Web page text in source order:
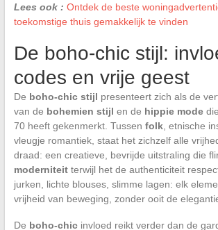
Lees ook : Ontdek de beste
toekomstige thuis gemakkelijk te vinden
De boho-chic stijl:
codes en vrije geest
De boho-chic stijl presenteert zich als de
van de bohemien stijl en de hippie mode
70 heeft gekenmerkt. Tussen folk, etnische
vleugje romantiek, staat het zichzelf alle
draad: een creatieve, bevrijde uitstraling die
moderniteitterwijl het de authenticiteit
jurken, lichte blouses, slimme lagen: elk
vrijheid van beweging, zonder ooit de
De boho-chicinvloed reikt verder dan de